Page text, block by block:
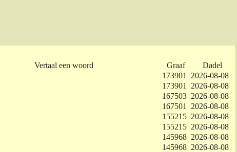
Vertaal een woord Graaf
Dadel
173901
2026-08-08
173901
2026-08-08
167503 2026-08-08
167501
2026-08-08
155215 2026-08-08
155215 2026-08-08
145968 2026-08-08
145968 2026-08-08